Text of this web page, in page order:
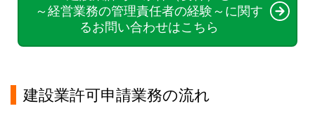
～経営業務の管理責任者の経験～に関す
るお問い合わせはこちら
建設業許可申請業務の流れ